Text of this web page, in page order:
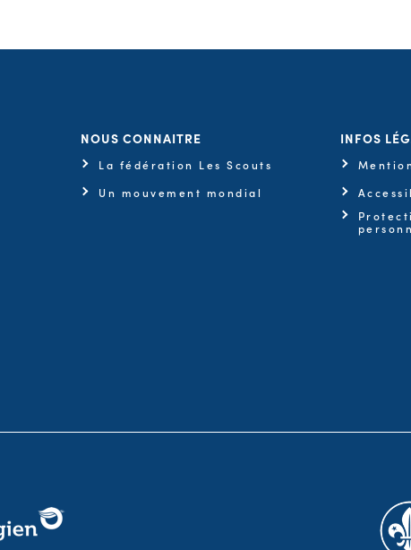
NOUS CONNAITRE
La fédération Les Scouts
Un mouvement mondial
INFOS